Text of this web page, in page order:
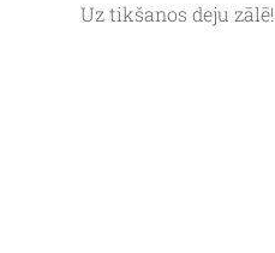
Uz tikšanos deju zālē!